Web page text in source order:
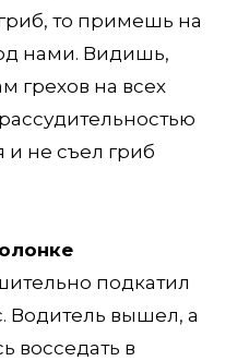
то примешь на
нами. Видишь,
грехов на всех
и не съел гриб
подкатил
Водитель вышел, а
восседать в